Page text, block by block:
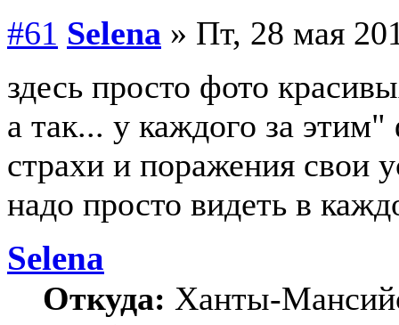
#61 Selena » Пт, 28 мая
здесь просто фото
а так... у каждого за
страхи и поражения свои
надо просто видеть в
Selena
Откуда: Ханты-